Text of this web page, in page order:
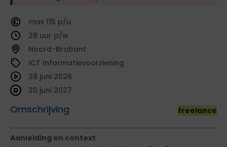
115
28
Noord-Brabant
ICT Informatievoorziening
Omschrijving freelance
28 juni 2026
30 juni 2027
Aanleiding en context